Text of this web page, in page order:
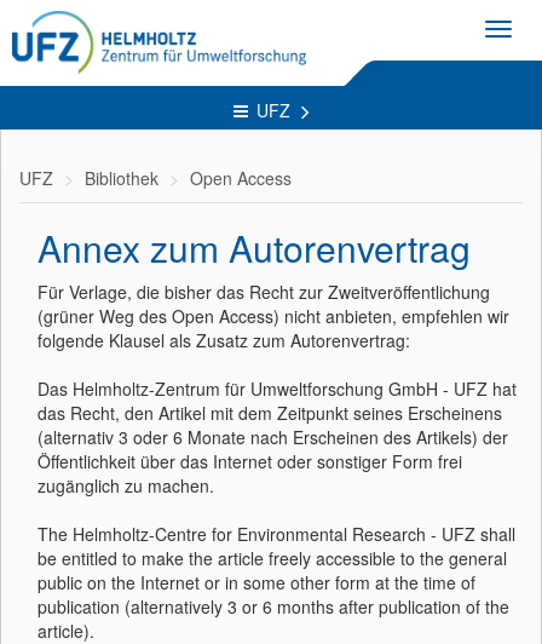
UFZ
UFZ Bibliothek Open Access
Annex zum Autorenvertrag
Für Verlage, die bisher das Recht zur Zweitveröffentlichung
(grüner Weg des Open Access) nicht anbieten, empfehlen wir
folgende Klausel als Zusatz zum Autorenvertrag:
Das Helmholtz-Zentrum für Umweltforschung GmbH - UFZ hat
das Recht, den Artikel mit dem Zeitpunkt seines Erscheinens
(alternativ 3 oder 6 Monate nach Erscheinen des Artikels) der
Öffentlichkeit über das Internet oder sonstiger Form frei
zugänglich zu machen.
The Helmholtz-Centre for Environmental Research - UFZ shall
be entitled to make the article freely accessible to the general
public on the Internet or in some other form at the time of
publication (alternatively 3 or 6 months after publication of the
article).